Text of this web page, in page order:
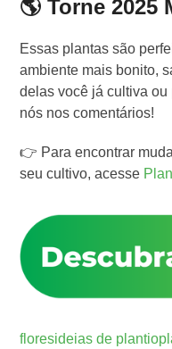
🌎 Torne 2025
Essas plantas são
ambiente mais bonito,
delas você já cultiva ou
nós nos comentários!
👉 Para encontrar
seu cultivo, acesse
floresideias de plantio